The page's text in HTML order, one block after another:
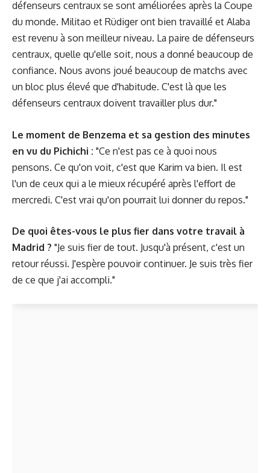
défenseurs centraux se sont améliorées après la Coupe
du monde. Militao et Rüdiger ont bien travaillé et Alaba
est revenu à son meilleur niveau. La paire de défenseurs
centraux, quelle qu'elle soit, nous a donné beaucoup de
confiance. Nous avons joué beaucoup de matchs avec
un bloc plus élevé que d'habitude. C'est là que les
défenseurs centraux doivent travailler plus dur."
Le moment de Benzema et sa gestion des minutes
en vu du Pichichi : "Ce n'est pas ce à quoi nous
pensons. Ce qu'on voit, c'est que Karim va bien. Il est
l'un de ceux qui a le mieux récupéré après l'effort de
mercredi. C'est vrai qu'on pourrait lui donner du repos."
De quoi êtes-vous le plus fier dans votre travail à
Madrid ? "Je suis fier de tout. Jusqu'à présent, c'est un
retour réussi. J'espère pouvoir continuer. Je suis très fier
de ce que j'ai accompli."